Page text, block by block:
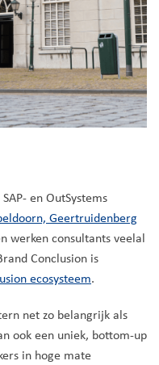
en OutSystems
Geertruidenberg
werken consultants veelal
Conclusion is
ecosysteem.
net zo belangrijk als
ook een uniek, bottom-up
in hoge mate